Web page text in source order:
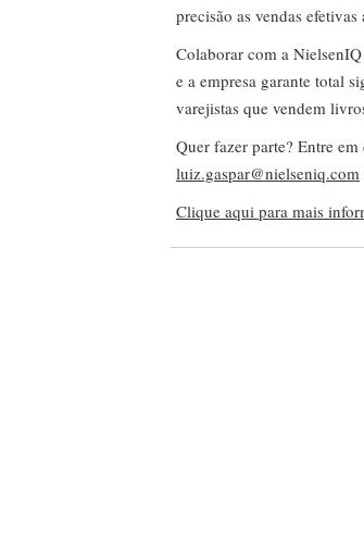
precisão as vendas
Colaborar com a
e a empresa garante total
varejistas que vendem
Quer fazer parte? Entre em
luiz.gaspar@nielseniq.com
Clique aqui para mais